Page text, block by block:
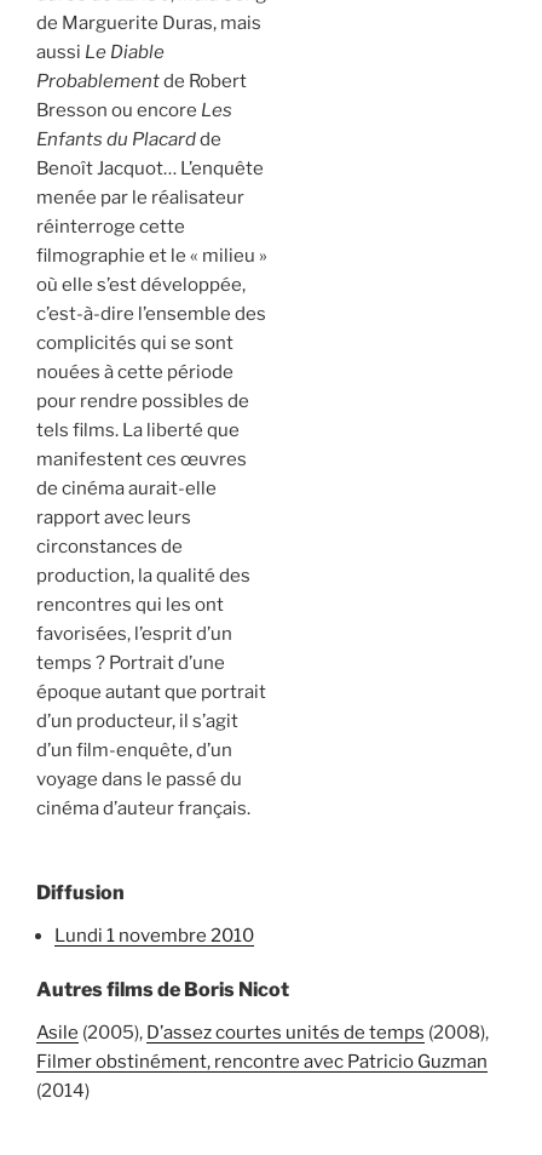
de Marguerite Duras, mais
aussi Le Diable
Probablementde Robert
Bresson ou encore Les
Enfants du Placardde
Benoît Jacquot… L’enquête
menée par le réalisateur
réinterroge cette
filmographie et le « milieu »
où elle s’est développée,
c’est-à-dire l’ensemble des
complicités qui se sont
nouées à cette période
pour rendre possibles de
tels films. La liberté que
manifestent ces œuvres
de cinéma aurait-elle
rapport avec leurs
circonstances de
production, la qualité des
rencontres qui les ont
favorisées, l’esprit d’un
temps ? Portrait d’une
époque autant que portrait
d’un producteur, il s’agit
d’un film-enquête, d’un
voyage dans le passé du
cinéma d’auteur français.
Diffusion
lundi 1 novembre 2010
Autres films de Boris Nicot
Asile (2005), D’assez courtes unités de temps (2008),
Filmer obstinément, rencontre avec Patricio Guzman
(2014)